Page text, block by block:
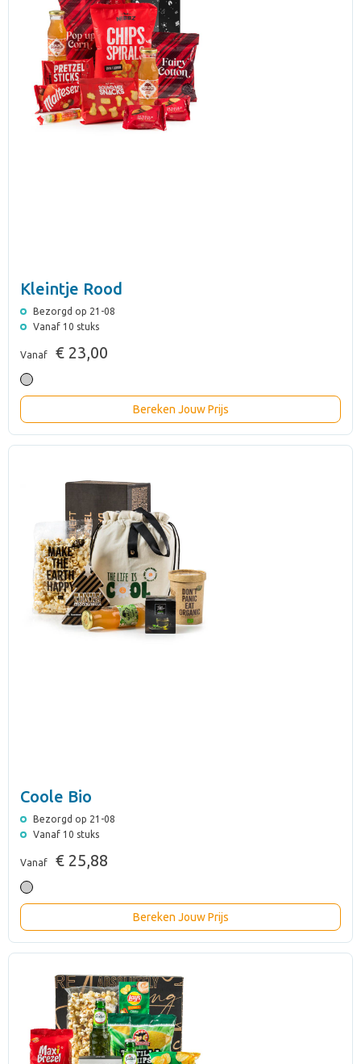
Kleintje Rood
Bezorgd op 21-08
Vanaf 10 stuks
Vanaf € 23,00
Bereken Jouw Prijs
Coole Bio
Bezorgd op 21-08
Vanaf 10 stuks
Vanaf € 25,88
Bereken Jouw Prijs